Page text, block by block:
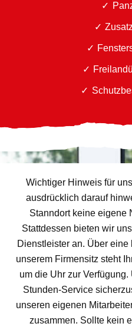
Wichtiger Hinweis für
ausdrücklich darauf
Stanndort keine eigene
Stattdessen bieten wir
Dienstleister an. Über
unserem Firmensitz steht
um die Uhr zur
Stunden-Service
unseren eigenen
zusammen. Sollte kein